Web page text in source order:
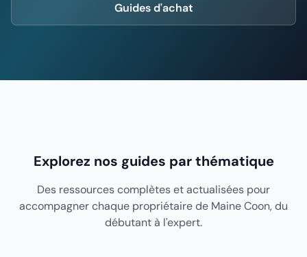
Guides d'achat
Explorez nos guides par thématique
Des ressources complètes et actualisées pour
accompagner chaque propriétaire de Maine Coon, du
débutant à l'expert.